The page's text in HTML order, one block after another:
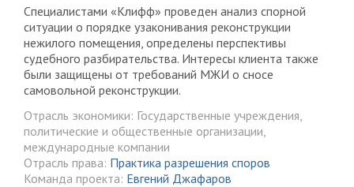
Специалистами «Клифф» проведен анализ спорной
ситуации о порядке узаконивания реконструкции
нежилого помещения, определены перспективы
судебного разбирательства. Интересы клиента также
были защищены от требований МЖИ о сносе
самовольной реконструкции.
Отрасль экономики: Государственные учреждения,
политические и общественные организации,
международные компании
Отрасль права: Практика разрешения споров
Команда проекта: Евгений Джафаров